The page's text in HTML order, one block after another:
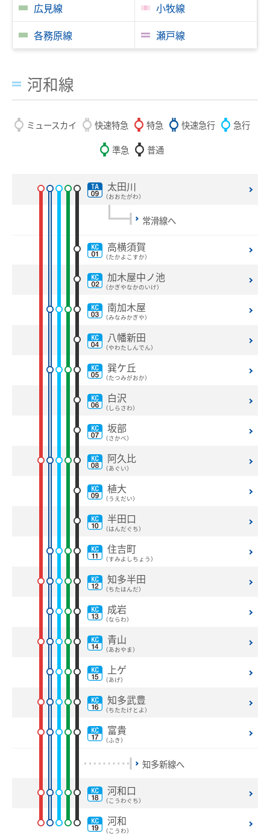
河和線・知多新線
津島線・尾西線
竹鼻線・羽島線
犬山線
各務原線
設備・機器・車両等
バリアフリー情報
名鉄出札係員配置駅のご案内
線路の近接工事
乗車券・運賃の案内
おとなとこども
普通乗車券
名鉄定期券web予約サービス
団体乗車券
きっぷの変更・交換
きっぷをなくした場合
きっぷの払いもどし
特別車両券（ミューチケット）
特別車両券（ミューチケット）
特別車両券の払いもどし
運賃のご案内
乗車券の正しいご利用方法
手回り品
SFパノラマカードの払いもどし
運送約款
中部国際空港アクセス
名鉄名古屋駅のりば案内
中部国際空港駅のりば案内
遅延証明書
列車運行に支障がある場合の取扱い
お客さまサービス向上に関する取り組み
名古屋鉄道におけるマナー向上の取り組みについて
でんしゃ旅・おトクなきっぷ
広見線
小牧線
各務原線
瀬戸線
河和線
ミュースカイ 快速特急 特急 快速急行
急行
準急
普通
太田川
（おおたがわ）
常滑線へ
高横須賀
（たかよこすか）
加木屋中ノ池
（かぎやなかのいけ）
南加木屋
（みなみかぎや）
八幡新田
（やわたしんでん）
巽ケ丘
（たつみがおか）
白沢
（しらさわ）
坂部
（さかべ）
阿久比
（あぐい）
植大
（うえだい）
半田口
（はんだぐち）
住吉町
（すみよしちょう）
知多半田
（ちたはんだ）
成岩
（ならわ）
青山
（あおやま）
上ゲ
（あげ）
知多武豊
（ちたたけとよ）
富貴
（ふき）
知多新線へ
河和口
（こうわぐち）
河和
（こうわ）